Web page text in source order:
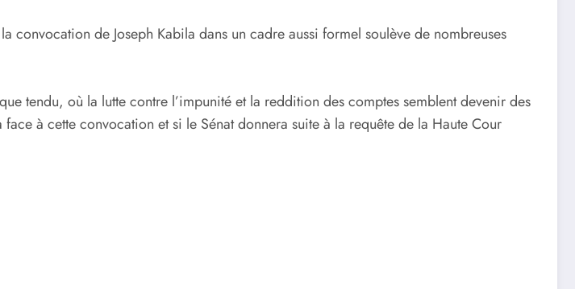
convocation de Joseph Kabila dans un cadre aussi formel soulève de nombreuses
tendu, où la lutte contre l’impunité et la reddition des comptes semblent devenir des
à cette convocation et si le Sénat donnera suite à la requête de la Haute Cour